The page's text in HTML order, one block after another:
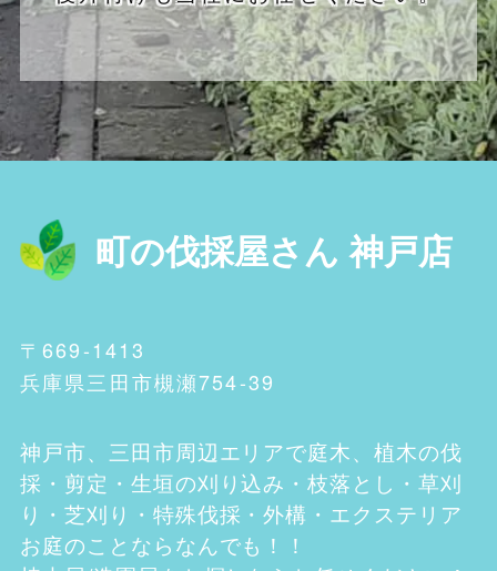
町の伐採屋さん 神戸店
〒669-1413
兵庫県三田市槻瀬754-39
神戸市、三田市周辺エリアで庭木、植木の伐
採・剪定・生垣の刈り込み・枝落とし・草刈
り・芝刈り・特殊伐採・外構・エクステリア
お庭のことならなんでも！！